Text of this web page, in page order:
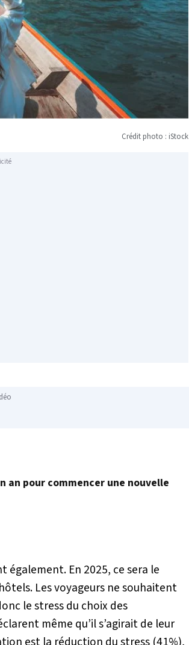
Crédit photo : iStock
an pour commencer une nouvelle
également. En 2025, ce sera le
Les voyageurs ne souhaitent
le stress du choix des
même qu’il s’agirait de leur